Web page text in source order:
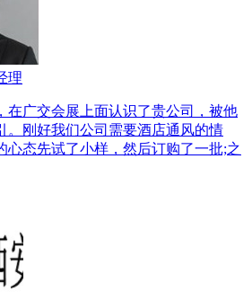
理
在广交会展上面认识了贵公司，被他
。刚好我们公司需要酒店通风的情
心态先试了小样，然后订购了一批;之